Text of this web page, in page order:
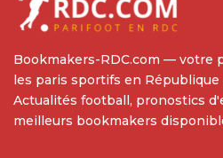
Bookmakers-RDC.com — votre
les paris sportifs en République
Actualités football, pronostics
meilleurs bookmakers